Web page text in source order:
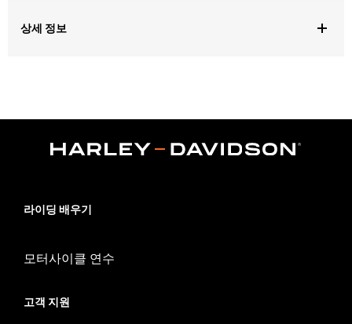
상세 정보
라이딩 배우기
모터사이클 연수
고객 지원